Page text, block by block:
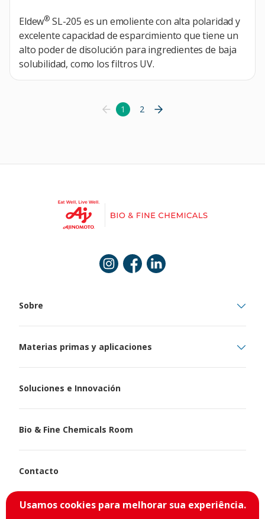
Eldew® SL-205 es un emoliente con alta polaridad y
excelente capacidad de esparcimiento que tiene un
alto poder de disolución para ingredientes de baja
solubilidad, como los filtros UV.
1 2
InstagramFacebook
Linkedin
Sobre
Materias primas y aplicaciones
Soluciones e Innovación
Bio & Fine Chemicals Room
Contacto
Política de Privacidad
Usamos cookies para melhorar sua experiência.